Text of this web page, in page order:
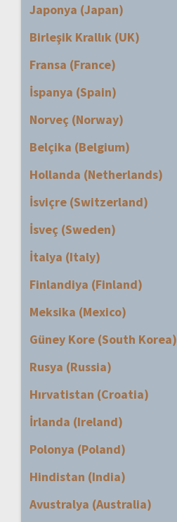
Japonya (Japan)
Birleşik Krallık (UK)
Fransa (France)
İspanya (Spain)
Norveç (Norway)
Belçika (Belgium)
Hollanda (Netherlands)
İsviçre (Switzerland)
İsveç (Sweden)
İtalya (Italy)
Finlandiya (Finland)
Meksika (Mexico)
Güney Kore (South Korea)
Rusya (Russia)
Hırvatistan (Croatia)
İrlanda (Ireland)
Polonya (Poland)
Hindistan (India)
Avustralya (Australia)